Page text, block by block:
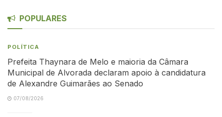
POPULARES
POLÍTICA
Prefeita Thaynara de Melo e maioria da Câmara
Municipal de Alvorada declaram apoio à candidatura
de Alexandre Guimarães ao Senado
07/08/2026